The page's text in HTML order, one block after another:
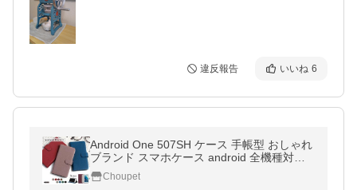
違反報告 いいね 6
Android One 507SH ケース 手帳型 おしゃれ
ブランド スマホケース android 全機種対応
アンドロイドワン 京セラ ワイモバイル カバ
ー スタンド カード収納
Choupet